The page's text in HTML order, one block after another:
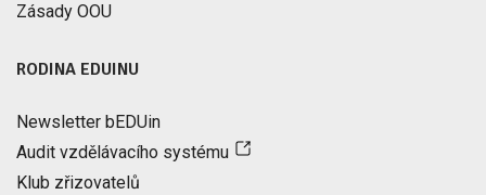
Zásady OOU
RODINA EDUINU
Newsletter bEDUin
Audit vzdělávacího systému
Klub zřizovatelů